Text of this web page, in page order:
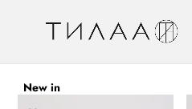
New in